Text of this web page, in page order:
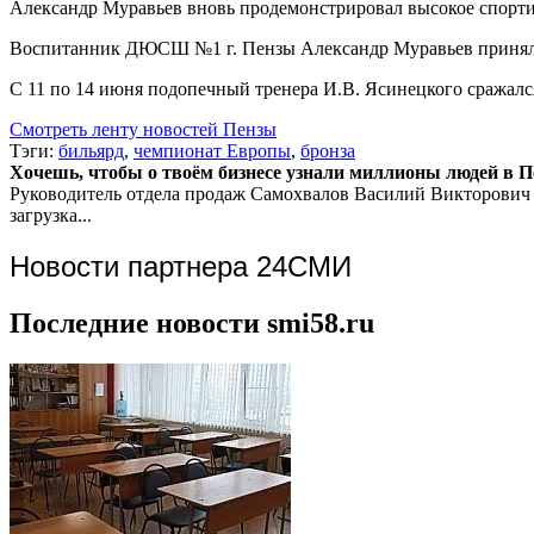
Александр Муравьев вновь продемонстрировал высокое
Воспитанник ДЮСШ №1 г. Пензы Александр Муравьев принял
С 11 по 14 июня подопечный тренера И.В. Ясинецкого
Смотреть ленту новостей Пензы
Тэги: бильярд, чемпионат Европы, бронза
Хочешь, чтобы о твоём бизнесе узнали миллионы людей в
Руководитель отдела продаж Самохвалов Василий Викторович
загрузка...
Новости партнера 24СМИ
Последние новости smi58.ru